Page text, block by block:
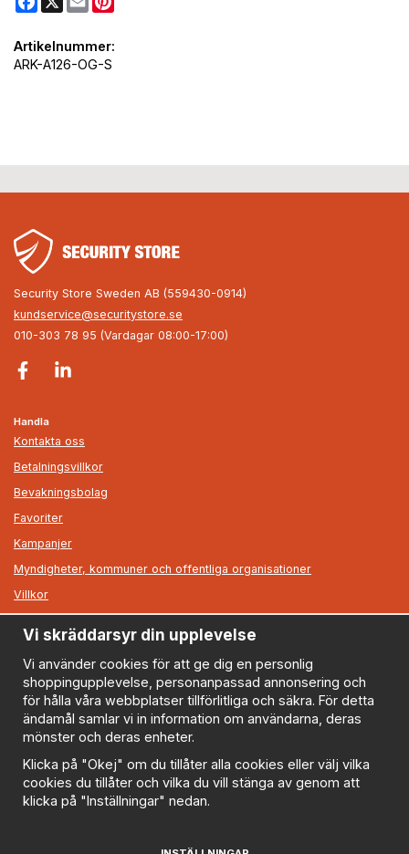
Artikelnummer:
ARK-A126-OG-S
Security Store Sweden AB (559430-0914)
kundservice@securitystore.se
010-303 78 95 (Vardagar 08:00-17:00)
Handla
Kontakta oss
Betalningsvillkor
Bevakningsbolag
Favoriter
Kampanjer
Myndigheter, kommuner och offentliga organisationer
Villkor
Information
Om oss
Nyheter
Nyhetsbrev
Logga in
Om cookies
Cookie inställningar
Policy
Vi skräddarsyr din upplevelse
Vi använder cookies för att ge dig en personlig
shoppingupplevelse, personanpassad annonsering och
för hålla våra webbplatser tillförlitliga och säkra. För detta
ändamål samlar vi in information om användarna, deras
mönster och deras enheter.
Klicka på "Okej" om du tillåter alla cookies eller välj vilka
cookies du tillåter och vilka du vill stänga av genom att
klicka på "Inställningar" nedan.